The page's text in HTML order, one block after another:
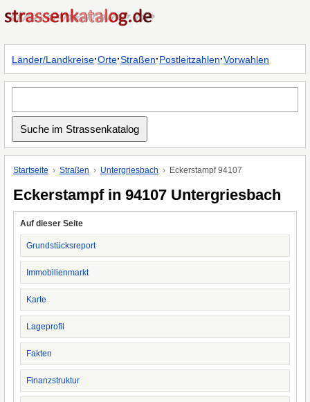
Länder/Landkreise·Orte·Straßen·Postleitzahlen·Vorwahlen
Startseite Straßen Untergriesbach Eckerstampf 94107
Eckerstampf in 94107 Untergriesbach
Auf dieser Seite
Grundstücksreport
Immobilienmarkt
Karte
Lageprofil
Fakten
Finanzstruktur